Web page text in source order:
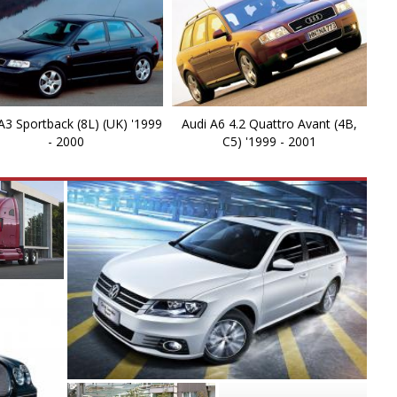
Sportback (8L) (UK) '1999
- 2000
Audi A6 4.2 Quattro Avant (4B,
C5) '1999 - 2001